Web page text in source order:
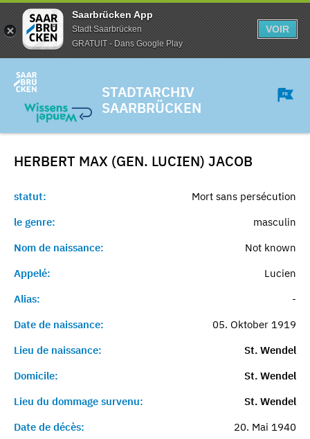
Saarbrücken App
Stadt Saarbrücken
GRATUIT - Dans Google Play
VOIR
STADTARCHIV
SAARBRÜCKEN
HERBERT MAX (GEN. LUCIEN) JACOB
statut:
Mort sans persécution
le genre:
masculin
Nom de naissance:
Not known
Appelé:
Lucien
Alias:
-
Date de naissance:
05. Oktober 1919
Lieu de naissance:
St. Wendel
Domicile:
St. Wendel
Lieu du dommage survenu:
St. Wendel
Date de décès:
20. Mai 1940